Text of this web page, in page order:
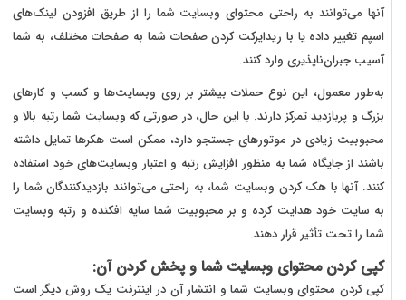
آنها می‌توانند به راحتی محتوای وبسایت شما را از طریق افزودن لینک‌های
اسپم تغییر داده یا با ریدایرکت کردن صفحات شما به صفحات مختلف، به شما
آسیب جبران‌ناپذیری وارد کنند.
به‌طور معمول، این نوع حملات بیشتر بر روی وبسایت‌ها و کسب و کارهای
بزرگ و پربازدید تمرکز دارند. با این حال، در صورتی که وبسایت شما رتبه بالا و
محبوبیت زیادی در موتورهای جستجو دارد، ممکن است هکرها تمایل داشته
باشند از جایگاه شما به منظور افزایش رتبه و اعتبار وبسایت‌های خود استفاده
کنند. آنها با هک کردن وبسایت شما، به راحتی می‌توانند بازدیدکنندگان شما را
به سایت خود هدایت کرده و بر محبوبیت شما سایه افکنده و رتبه وبسایت
شما را تحت تأثیر قرار دهند.
کپی کردن محتوای وبسایت شما و پخش کردن آن:
کپی کردن محتوای وبسایت شما و انتشار آن در اینترنت یک روش دیگر است